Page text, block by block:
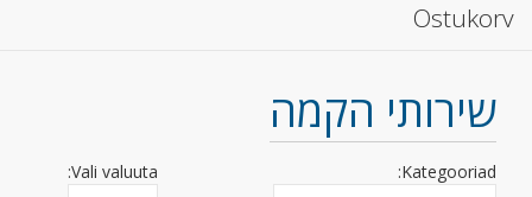
Ostukorv
שירותי הקמה
Kategooriad:
Vali valuuta: